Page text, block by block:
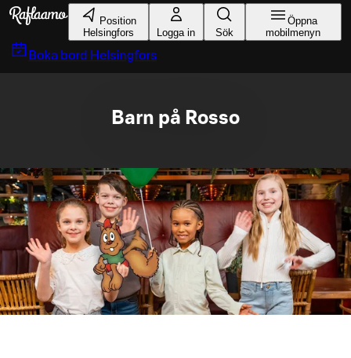
Gå till huvudinnehållet
Position
Helsingfors
Logga in Sök
Öppna
mobilmenyn
Boka bord Helsingfors
Barn på Rosso